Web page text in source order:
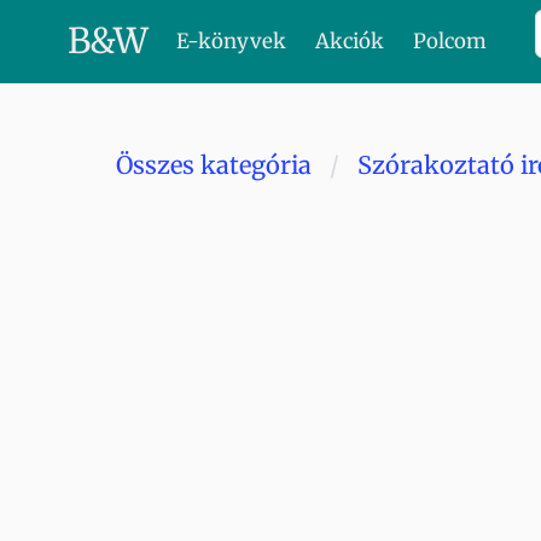
B&W E-könyvek Akciók Polcom
Összes kategória Szórakoztató